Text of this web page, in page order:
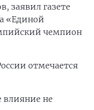
заявил газете
«Единой
чемпион
отмечается
влияние не